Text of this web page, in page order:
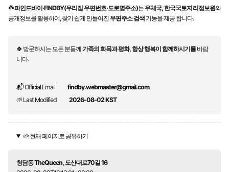
☘️파인드바이·FINDBY(우리집 우편번호·도로명주소)는 우체국, 한국국토지리정보원의
공개정보를 활용하여, 찾기 쉽게 만들어진 우편주소 검색 기능을 제공 합니다.
🍀 방문하시는 모든 분들께가족의 화목과 평화, 항상 행복이 함께하시기를바랍
니다.
📬 Official Email
findby.webmaster@gmail.com
🌱 Last Modified
2026-08-02 KST
🌱 현재 페이지로 공유하기
청담동 TheQueen, 도산대로70길 16